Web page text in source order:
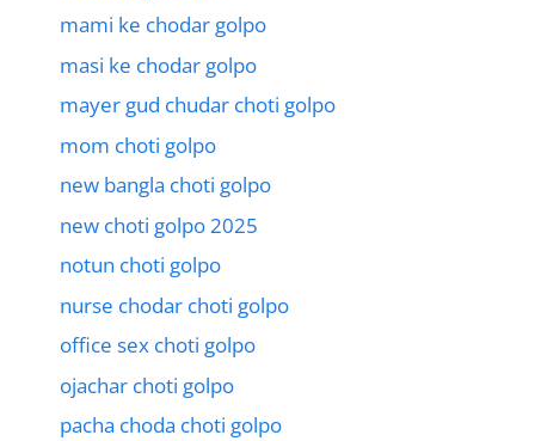
mami ke chodar golpo
masi ke chodar golpo
mayer gud chudar choti golpo
mom choti golpo
new bangla choti golpo
new choti golpo 2025
notun choti golpo
nurse chodar choti golpo
office sex choti golpo
ojachar choti golpo
pacha choda choti golpo